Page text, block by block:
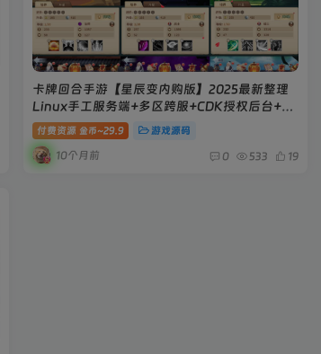
卡牌回合手游【星辰变内购版】2025最新整理
Linux手工服务端+多区跨服+CDK授权后台+全
物品ID+双端+教程
付费资源 金币~29.9 游戏源码
10个月前 0 533 19